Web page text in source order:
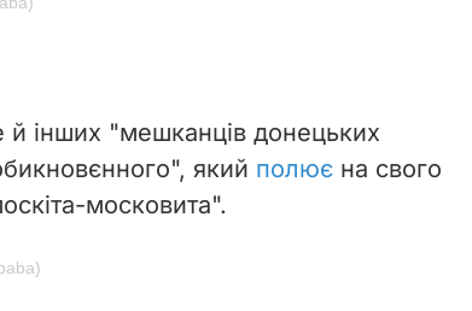
й інших "мешканців донецьких
ного", який полює на свого
московита".